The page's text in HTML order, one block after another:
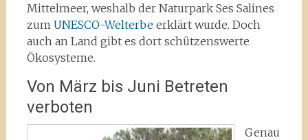
Mittelmeer, weshalb der Naturpark Ses Salines
zum UNESCO-Welterbeerklärt wurde. Doch
auch an Land gibt es dort schützenswerte
Ökosysteme.
Von März bis Juni Betreten
verboten
Genau